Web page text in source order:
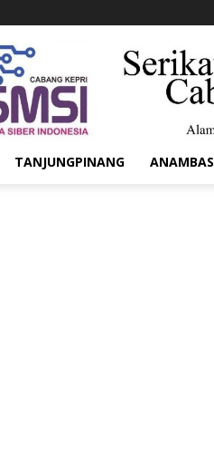
TANJUNGPINANG ANAMBAS